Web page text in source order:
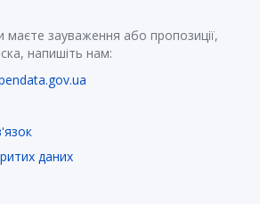
маєте зауваження або пропозиції,
напишіть нам:
даних